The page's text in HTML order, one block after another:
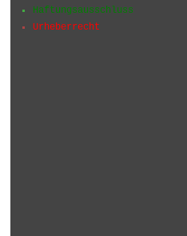
Haftungsausschluss
Urheberrecht